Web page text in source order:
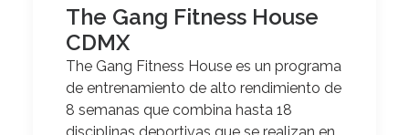
The Gang Fitness House
CDMX
The Gang Fitness House es un programa
de entrenamiento de alto rendimiento de
8 semanas que combina hasta 18